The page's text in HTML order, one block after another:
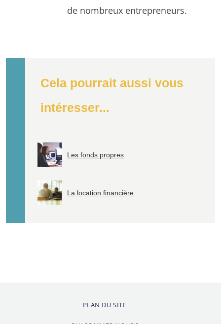
Cela pourrait aussi vous
intéresser...
Les fonds propres
La location financière
de nombreux entrepreneurs.
PLAN DU SITE